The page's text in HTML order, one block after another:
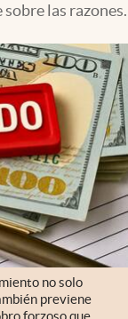
las razones.
no solo
previene